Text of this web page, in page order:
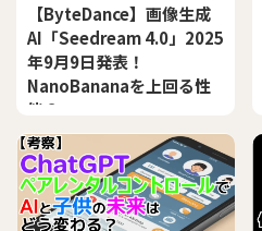
【ByteDance】画像生成
AI「Seedream 4.0」2025
年9月9日発表！
NanoBananaを上回る性
能？